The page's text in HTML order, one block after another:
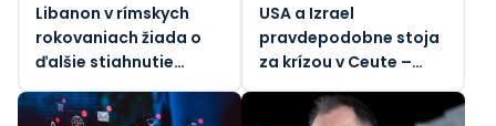
Libanon v rímskych
rokovaniach žiada o
ďalšie stiahnutie
izraelských vojsk
USA a Izrael
pravdepodobne stoja
za krízou v Ceute –
Martin Jay